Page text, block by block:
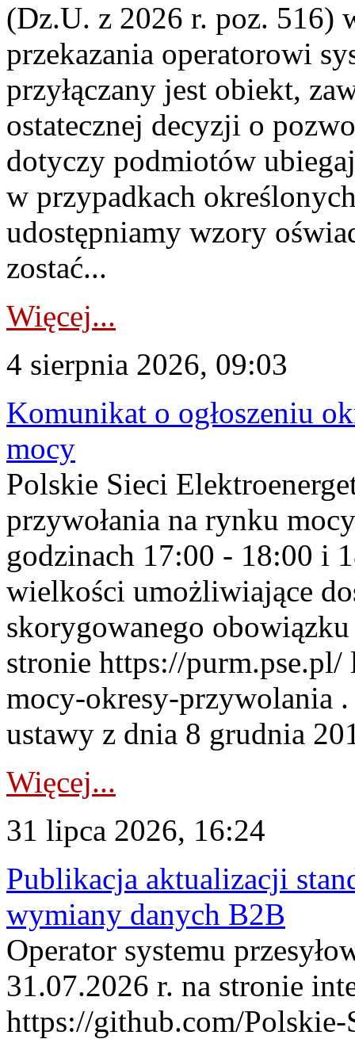
(Dz.U. z 2026 r. poz. 516)
przekazania operatorowi
przyłączany jest obiekt,
ostatecznej decyzji o
dotyczy podmiotów
w przypadkach
udostępniamy wzory
zostać...
Więcej...
4 sierpnia 2026, 09:03
Komunikat o ogłoszeniu
mocy
Polskie Sieci
przywołania na rynku
godzinach 17:00 - 18:00 i
wielkości umożliwiające
skorygowanego
stronie https://
mocy-okresy-przywolania
ustawy z dnia 8 grudnia
Więcej...
31 lipca 2026, 16:24
Publikacja aktualizacji
wymiany danych B2B
Operator systemu
31.07.2026 r. na stronie
https://github.com/Polskie-